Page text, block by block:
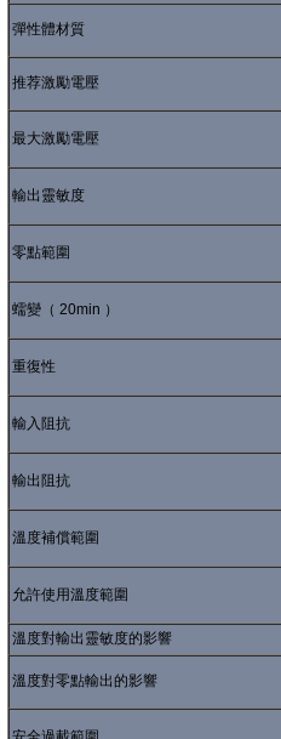
彈性體材質
推荐激勵電壓
最大激勵電壓
輸出靈敏度
零點範圍
蠕變（ 20min ）
重復性
輸入阻抗
輸出阻抗
溫度補償範圍
允許使用溫度範圍
溫度對輸出靈敏度的影響
溫度對零點輸出的影響